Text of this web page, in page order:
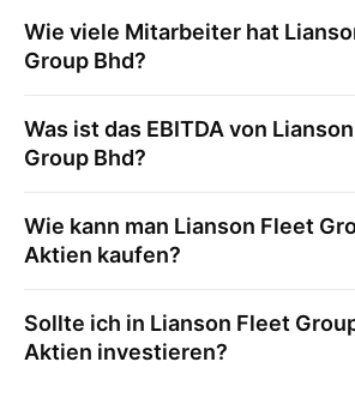
Wie viele Mitarbeiter hat
Group Bhd?
Was ist das EBITDA von
Group Bhd?
Wie kann man Lianson Fleet
Aktien kaufen?
Sollte ich in Lianson Fleet
Aktien investieren?